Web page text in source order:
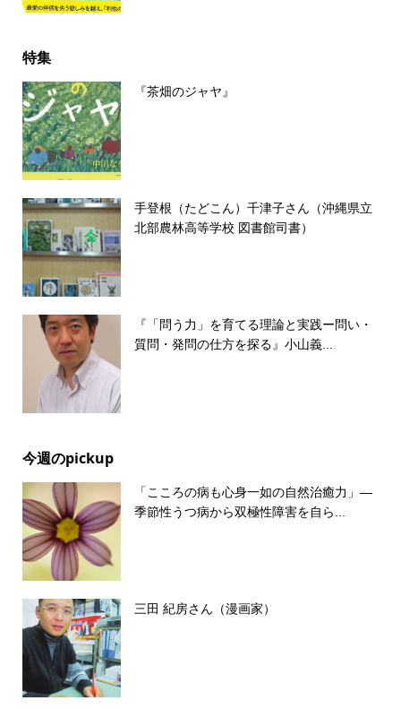
特集
『茶畑のジャヤ』
手登根（たどこん）千津子さん（沖縄県立
北部農林高等学校 図書館司書）
『「問う力」を育てる理論と実践ー問い・
質問・発問の仕方を探る』小山義...
今週のpickup
「こころの病も心身一如の自然治癒力」―
季節性うつ病から双極性障害を自ら...
三田 紀房さん（漫画家）